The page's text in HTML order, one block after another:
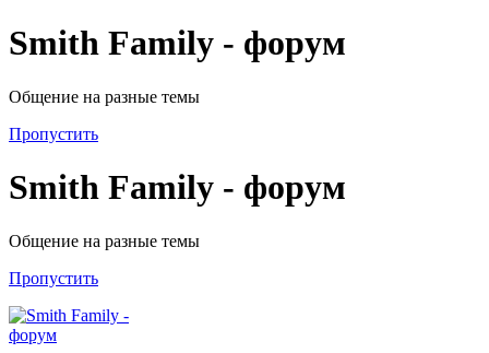
Smith Family - форум
Общение на разные темы
Пропустить
Smith Family - форум
Общение на разные темы
Пропустить